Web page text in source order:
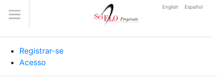
Registrar-se
Acesso
English Español